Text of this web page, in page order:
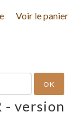
Voir le panier
OK
- version